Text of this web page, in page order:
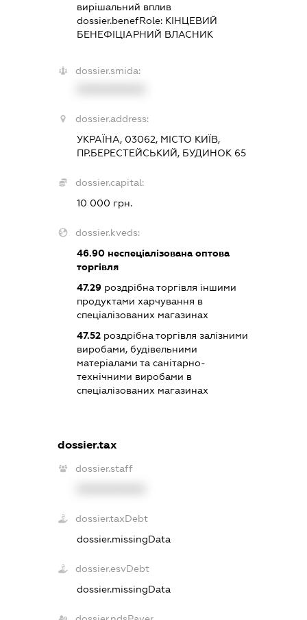
вирішальний вплив
dossier.benefRole: КІНЦЕВИЙ
БЕНЕФІЦІАРНИЙ ВЛАСНИК
dossier.smida:
dossier.address:
УКРАЇНА, 03062, МІСТО КИЇВ,
ПР.БЕРЕСТЕЙСЬКИЙ, БУДИНОК 65
dossier.capital:
10 000 грн.
dossier.kveds:
46.90 неспеціалізована оптова
торгівля
47.29 роздрібна торгівля іншими
продуктами харчування в
спеціалізованих магазинах
47.52 роздрібна торгівля залізними
виробами, будівельними
матеріалами та санітарно-
технічними виробами в
спеціалізованих магазинах
dossier.tax
dossier.staff
dossier.taxDebt
dossier.missingData
dossier.esvDebt
dossier.missingData